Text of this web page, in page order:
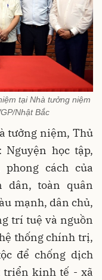
tại Nhà tưởng niệm
Nhật Bắc
tưởng niệm, Thủ
học tập,
cách của
dân, toàn quân
mạnh, dân chủ,
trí tuệ và nguồn
thống chính trị,
để chống dịch
triển kinh tế - xã